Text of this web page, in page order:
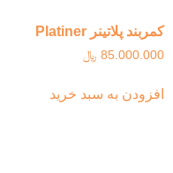
کمربند پلاتینر Platiner
85.000.000 ﷼
افزودن به سبد خرید